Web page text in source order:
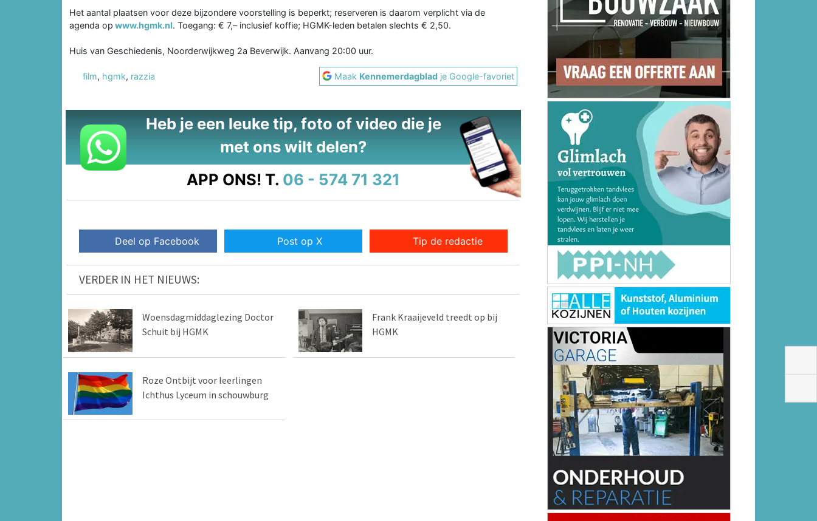
Het aantal plaatsen voor deze bijzondere voorstelling is beperkt; reserveren is daarom verplicht via de
agenda op www.hgmk.nl. Toegang: € 7,– inclusief koffie; HGMK-leden betalen slechts € 2,50.
Huis van Geschiedenis, Noorderwijkweg 2a Beverwijk. Aanvang 20:00 uur.
film, hgmk, razzia Maak Kennemerdagblad je Google-favoriet
Heb je een leuke tip, foto of video die je
met ons wilt delen?
APP ONS! T. 06 - 574 71 321
Deel op Facebook Post op X Tip de redactie
VERDER IN HET NIEUWS:
Woensdagmiddaglezing Doctor
Schuit bij HGMK
Frank Kraaijeveld treedt op bij
HGMK
Roze Ontbijt voor leerlingen
Ichthus Lyceum in schouwburg